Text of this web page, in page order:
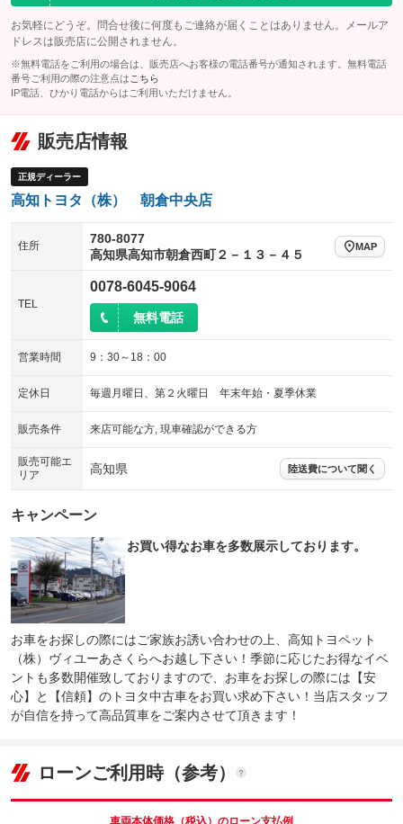
センターデフロック
レンタカーアップ
：装備なし
電動格納ミラー
：装備なし
エアロ
：装備なし スマートキー
：装備あり
ローダウン
パワーシート
：装備なし
ベンチシート
：装備なし フルフラットシート
：装備なし
チップアップシート
：装備なし
電動格納サードシート
：装備なし
ウォークスルー
電動リアゲート
：装備なし
サイドカメラ
：装備なし
エアサスペンション
お気軽にどうぞ。問合せ後に何度もご連絡が届くことはありません。メールア
ドレスは販売店に公開されません。
※無料電話をご利用の場合は、販売店へお客様の電話番号が通知されます。無料電話
番号ご利用の際の注意点は こちら
IP電話、ひかり電話からはご利用いただけません。
販売店情報
正規ディーラー
高知トヨタ（株） 朝倉中央店
住所
780-8077
高知県高知市朝倉西町２－１３－４５
MAP
TEL
0078-6045-9064
無料電話
営業時間 9：30～18：00
定休日 毎週月曜日、第２火曜日 年末年始・夏季休業
販売条件 来店可能な方, 現車確認ができる方
販売可能エ
リア
高知県 陸送費について聞く
キャンペーン
お買い得なお車を多数展示しております。
お車をお探しの際にはご家族お誘い合わせの上、高知トヨペット
（株）ヴィユーあさくらへお越し下さい！季節に応じたお得なイベ
ントも多数開催致しておりますので、お車をお探しの際には【安
心】と【信頼】のトヨタ中古車をお買い求め下さい！当店スタッフ
が自信を持って高品質車をご案内させて頂きます！
ローンご利用時（参考）
車両本体価格（税込）のローン支払例